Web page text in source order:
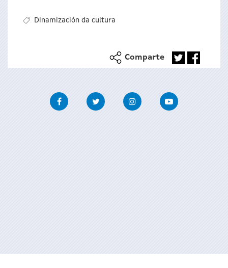
Dinamización da cultura
Comparte
FacebookTwitter InstagramYoutube